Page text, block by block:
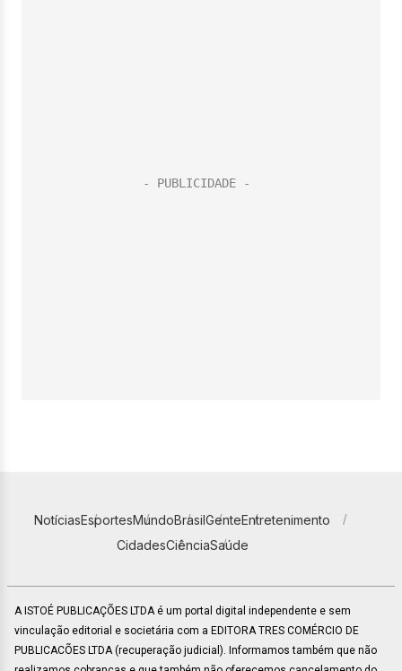
NotíciasEsportesMundoBrasilGenteEntretenimento
CidadesCiênciaSaúde
A ISTOÉ PUBLICAÇÕES LTDA é um portal digital independente e sem
vinculação editorial e societária com a EDITORA TRES COMÉRCIO DE
PUBLICACÕES LTDA (recuperação judicial). Informamos também que não